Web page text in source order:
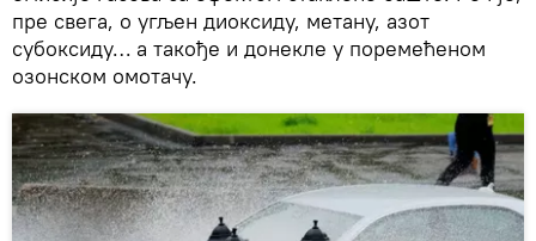
пре свега, о угљен диоксиду, метану, азот
субоксиду… а такође и донекле у поремећеном
озонском омотачу.